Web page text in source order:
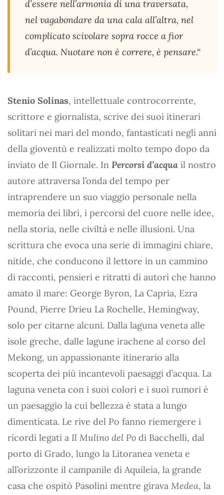
d’essere nell’armonia di una traversata,
nel vagabondare da una cala all’altra, nel
complicato scivolare sopra rocce a fior
d’acqua. Nuotare non è correre, è pensare.“
Stenio Solinas, intellettuale controcorrente,
scrittore e giornalista, scrive dei suoi itinerari
solitari nei mari del mondo, fantasticati negli anni
della gioventù e realizzati molto tempo dopo da
inviato de Il Giornale. In Percorsi d’acqua il nostro
autore attraversa l’onda del tempo per
intraprendere un suo viaggio personale nella
memoria dei libri, i percorsi del cuore nelle idee,
nella storia, nelle civiltà e nelle illusioni. Una
scrittura che evoca una serie di immagini chiare,
nitide, che conducono il lettore in un cammino
di racconti, pensieri e ritratti di autori che hanno
amato il mare: George Byron, La Capria, Ezra
Pound, Pierre Drieu La Rochelle, Hemingway,
solo per citarne alcuni. Dalla laguna veneta alle
isole greche, dalle lagune irachene al corso del
Mekong, un appassionante itinerario alla
scoperta dei più incantevoli paesaggi d’acqua. La
laguna veneta con i suoi colori e i suoi rumori è
un paesaggio la cui bellezza è stata a lungo
dimenticata. Le rive del Po fanno riemergere i
ricordi legati a Il Mulino del Po di Bacchelli, dal
porto di Grado, lungo la Litoranea veneta e
all’orizzonte il campanile di Aquileia, la grande
casa che ospitò Pasolini mentre girava Medea, la